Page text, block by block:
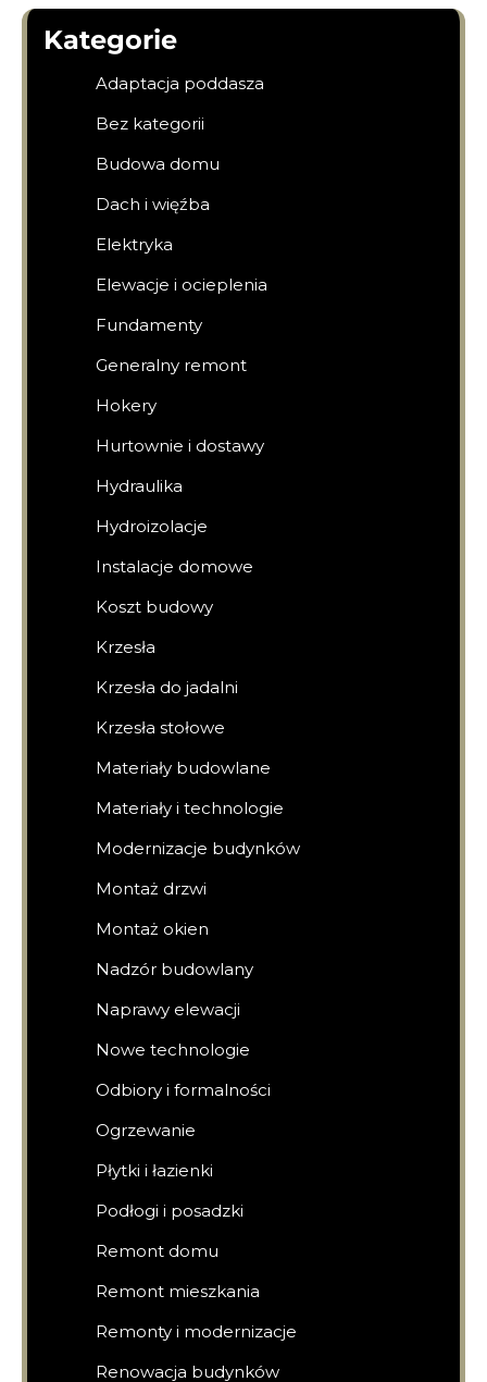
Kategorie
Adaptacja poddasza
Bez kategorii
Budowa domu
Dach i więźba
Elektryka
Elewacje i ocieplenia
Fundamenty
Generalny remont
Hokery
Hurtownie i dostawy
Hydraulika
Hydroizolacje
Instalacje domowe
Koszt budowy
Krzesła
Krzesła do jadalni
Krzesła stołowe
Materiały budowlane
Materiały i technologie
Modernizacje budynków
Montaż drzwi
Montaż okien
Nadzór budowlany
Naprawy elewacji
Nowe technologie
Odbiory i formalności
Ogrzewanie
Płytki i łazienki
Podłogi i posadzki
Remont domu
Remont mieszkania
Remonty i modernizacje
Renowacja budynków